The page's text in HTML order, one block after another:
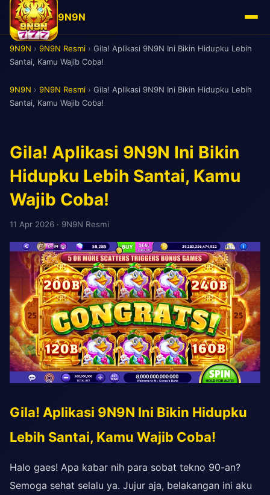
9N9N
9N9N › 9N9N Resmi › Gila! Aplikasi 9N9N Ini Bikin Hidupku Lebih
Santai, Kamu Wajib Coba!
9N9N › 9N9N Resmi › Gila! Aplikasi 9N9N Ini Bikin Hidupku Lebih
Santai, Kamu Wajib Coba!
Gila! Aplikasi 9N9N Ini Bikin
Hidupku Lebih Santai, Kamu
Wajib Coba!
11 Apr 2026 · 9N9N Resmi
Gila! Aplikasi 9N9N Ini Bikin Hidupku
Lebih Santai, Kamu Wajib Coba!
Halo gaes! Apa kabar nih para sobat tekno 90-an?
Semoga sehat selalu ya. Jujur aja, belakangan ini aku